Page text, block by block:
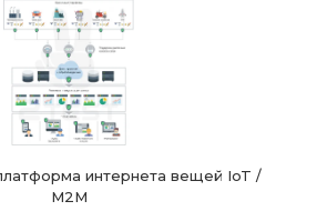
интернета вещей IoT /
M2M